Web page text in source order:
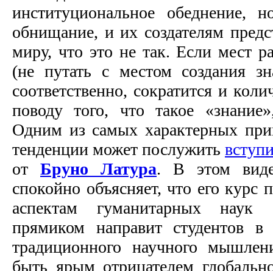
институциональное обеднение,
обнищание, и их создателям
миру, что это не так. Если мест
(не путать с местом создания
соответственно, сократится и
поводу того, что такое
Одним из самых характерных
тенденции может послужить
от Бруно Латура. В этом
спокойно объясняет, что его курс
аспектам гуманитарных наук
прямиком направит студентов
традиционного научного
быть ярым отрицателем